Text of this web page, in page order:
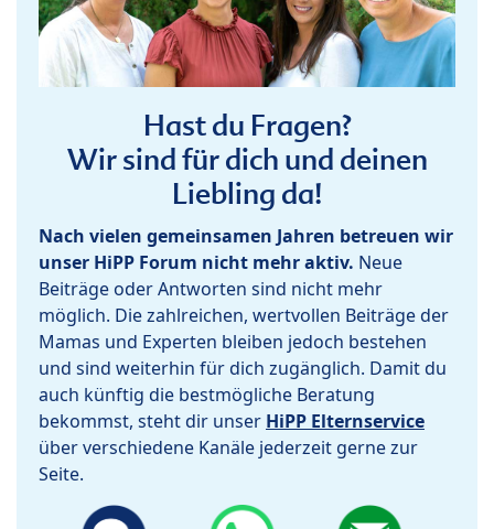
Hast du Fragen?
Wir sind für dich und deinen
Liebling da!
Nach vielen gemeinsamen Jahren betreuen wir
unser HiPP Forum nicht mehr aktiv. Neue
Beiträge oder Antworten sind nicht mehr
möglich. Die zahlreichen, wertvollen Beiträge der
Mamas und Experten bleiben jedoch bestehen
und sind weiterhin für dich zugänglich. Damit du
auch künftig die bestmögliche Beratung
bekommst, steht dir unser HiPP Elternservice
über verschiedene Kanäle jederzeit gerne zur
Seite.